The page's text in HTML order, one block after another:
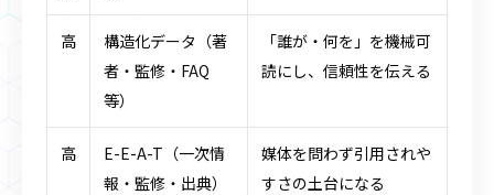
高
構造化データ（著
者・監修・FAQ
等）
「誰が・何を」を機械可
読にし、信頼性を伝える
高
E-E-A-T（一次情
報・監修・出典）
媒体を問わず引用されや
すさの土台になる